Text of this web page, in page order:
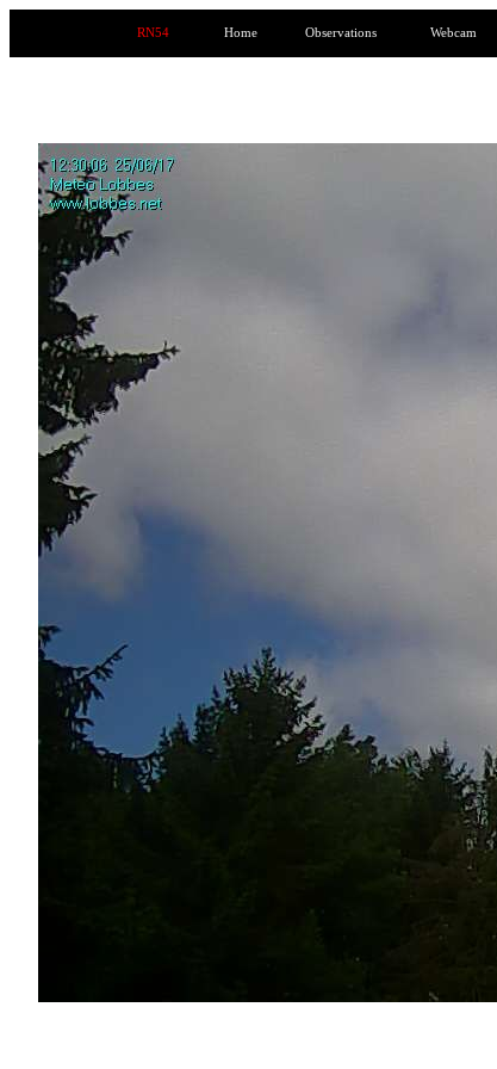
RN54 Home Observations Webcam